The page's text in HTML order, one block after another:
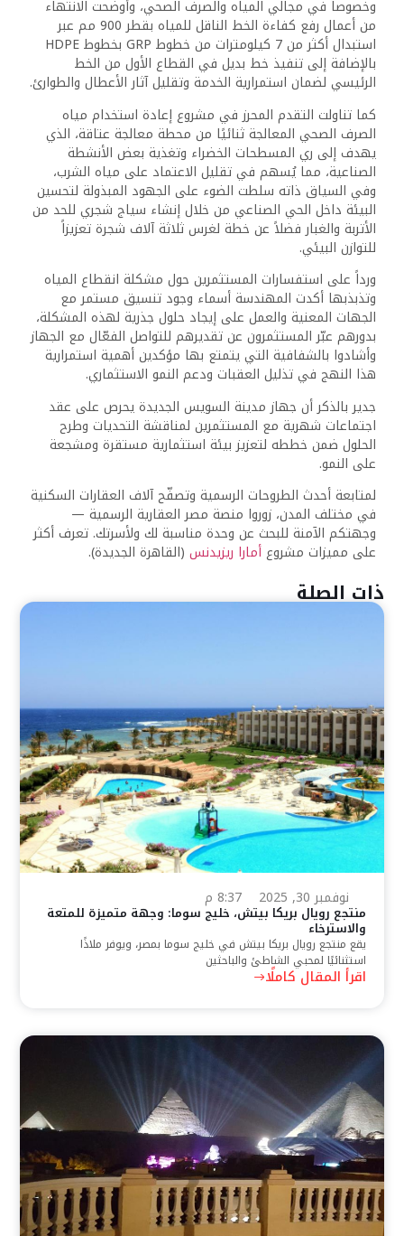
وخصوصاً في مجالي المياه والصرف الصحي، وأوضحت الانتهاء
من أعمال رفع كفاءة الخط الناقل للمياه بقطر 900 مم عبر
استبدال أكثر من 7 كيلومترات من خطوط GRP بخطوط HDPE
بالإضافة إلى تنفيذ خط بديل في القطاع الأول من الخط
الرئيسي لضمان استمرارية الخدمة وتقليل آثار الأعطال والطوارئ.
كما تناولت التقدم المحرز في مشروع إعادة استخدام مياه
الصرف الصحي المعالجة ثنائيًا من محطة معالجة عتاقة، الذي
يهدف إلى ري المسطحات الخضراء وتغذية بعض الأنشطة
الصناعية، مما يُسهم في تقليل الاعتماد على مياه الشرب،
وفي السياق ذاته سلطت الضوء على الجهود المبذولة لتحسين
البيئة داخل الحي الصناعي من خلال إنشاء سياج شجري للحد من
الأتربة والغبار فضلاً عن خطة لغرس ثلاثة آلاف شجرة تعزيزاً
للتوازن البيئي.
ورداً على استفسارات المستثمرين حول مشكلة انقطاع المياه
وتذبذبها أكدت المهندسة أسماء وجود تنسيق مستمر مع
الجهات المعنية والعمل على إيجاد حلول جذرية لهذه المشكلة،
بدورهم عبّر المستثمرون عن تقديرهم للتواصل الفعّال مع الجهاز
وأشادوا بالشفافية التي يتمتع بها مؤكدين أهمية استمرارية
هذا النهج في تذليل العقبات ودعم النمو الاستثماري.
جدير بالذكر أن جهاز مدينة السويس الجديدة يحرص على عقد
اجتماعات شهرية مع المستثمرين لمناقشة التحديات وطرح
الحلول ضمن خططه لتعزيز بيئة استثمارية مستقرة ومشجعة
على النمو.
لمتابعة أحدث الطروحات الرسمية وتصفّح آلاف العقارات السكنية
في مختلف المدن، زوروا منصة مصر العقارية الرسمية —
وجهتكم الآمنة للبحث عن وحدة مناسبة لك ولأسرتك. تعرف أكثر
على مميزات مشروعأمارا ريزيدنس (القاهرة الجديدة).
ذات الصلة
نوفمبر 30, 2025 8:37 م
منتجع رويال بريكا بيتش، خليج سوما: وجهة متميزة للمتعة
والاسترخاء
يقع منتجع رويال بريكا بيتش في خليج سوما بمصر، ويوفر ملاذًا
استثنائيًا لمحبي الشاطئ والباحثين
اقرأ المقال كاملًا